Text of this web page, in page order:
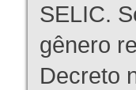
SELIC.
gênero
Decreto